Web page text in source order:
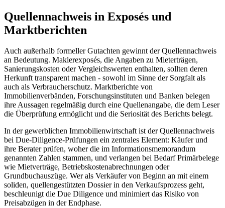
Quellennachweis in Exposés und
Marktberichten
Auch außerhalb formeller Gutachten gewinnt der Quellennachweis
an Bedeutung. Maklerexposés, die Angaben zu Mieterträgen,
Sanierungskosten oder Vergleichswerten enthalten, sollten deren
Herkunft transparent machen - sowohl im Sinne der Sorgfalt als
auch als Verbraucherschutz. Marktberichte von
Immobilienverbänden, Forschungsinstituten und Banken belegen
ihre Aussagen regelmäßig durch eine Quellenangabe, die dem Leser
die Überprüfung ermöglicht und die Seriosität des Berichts belegt.
In der gewerblichen Immobilienwirtschaft ist der Quellennachweis
bei Due-Diligence-Prüfungen ein zentrales Element: Käufer und
ihre Berater prüfen, woher die im Informationsmemorandum
genannten Zahlen stammen, und verlangen bei Bedarf Primärbelege
wie Mietverträge, Betriebskostenabrechnungen oder
Grundbuchauszüge. Wer als Verkäufer von Beginn an mit einem
soliden, quellengestützten Dossier in den Verkaufsprozess geht,
beschleunigt die Due Diligence und minimiert das Risiko von
Preisabzügen in der Endphase.